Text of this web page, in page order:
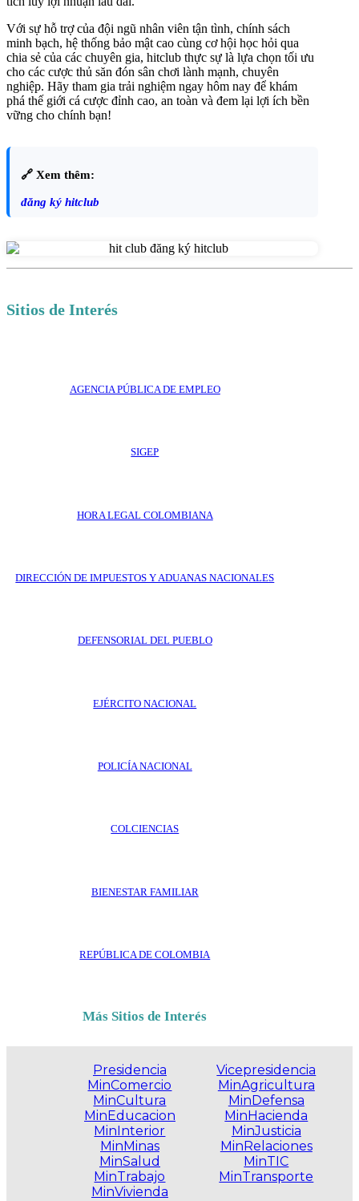
Với sự hỗ trợ của đội ngũ nhân viên tận tình, chính sách
minh bạch, hệ thống bảo mật cao cùng cơ hội học hỏi qua
chia sẻ của các chuyên gia, hitclub thực sự là lựa chọn tối ưu
cho các cược thủ săn đón sân chơi lành mạnh, chuyên
nghiệp. Hãy tham gia trải nghiệm ngay hôm nay để khám
phá thế giới cá cược đỉnh cao, an toàn và đem lại lợi ích bền
vững cho chính bạn!
🔗 Xem thêm:
đăng ký hitclub
Sitios de Interés
AGENCIA PÚBLICA DE EMPLEO
SIGEP
HORA LEGAL COLOMBIANA
DIRECCIÓN DE IMPUESTOS Y ADUANAS NACIONALES
DEFENSORIAL DEL PUEBLO
EJÉRCITO NACIONAL
POLICÍA NACIONAL
COLCIENCIAS
BIENESTAR FAMILIAR
REPÚBLICA DE COLOMBIA
Más Sitios de Interés
Presidencia
MinComercio
MinCultura
MinEducacion
MinInterior
MinMinas
MinSalud
MinTrabajo
MinVivienda
Vicepresidencia
MinAgricultura
MinDefensa
MinHacienda
MinJusticia
MinRelaciones
MinTIC
MinTransporte